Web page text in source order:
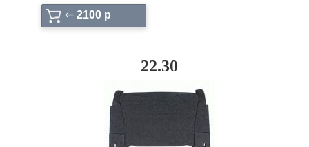
⇐ 2100 p
22.30